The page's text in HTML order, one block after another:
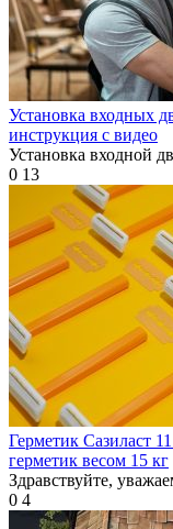
Установка входных
инструкция с видео
Установка входной
0 13
Герметик Сазиласт
герметик весом 15 кг
Здравствуйте,
0 4